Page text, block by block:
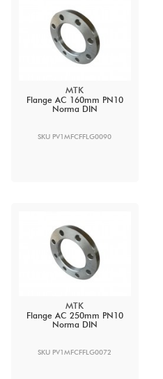
MTK
Flange AC 160mm PN10
Norma DIN
SKU PV1MFCFFLG0090
MTK
Flange AC 250mm PN10
Norma DIN
SKU PV1MFCFFLG0072